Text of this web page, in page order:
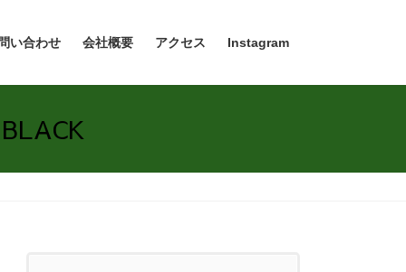
い合わせ 会社概要 アクセス Instagram